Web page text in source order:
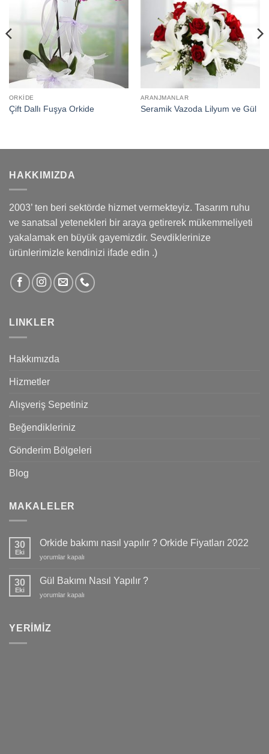
ORKIDE
Çift Dallı Fuşya Orkide
ARANJMANLAR
Seramik Vazoda Lilyum ve Gül
HAKKIMIZDA
2003’ ten beri sektörde hizmet vermekteyiz. Tasarım ruhu
ve sanatsal yetenekleri bir araya getirerek mükemmeliyeti
yakalamak en büyük gayemizdir. Sevdiklerinize
ürünlerimizle kendinizi ifade edin .)
LINKLER
Hakkımızda
Hizmetler
Alışveriş Sepetiniz
Beğendikleriniz
Gönderim Bölgeleri
Blog
MAKALELER
30
Eki
Orkide bakımı nasıl yapılır ? Orkide Fiyatları 2022
Orkide
nasıl
?
2022
yorumlar kapalı
30
Eki
Gül Bakımı Nasıl Yapılır ?
Gül
Yapılır
yorumlar kapalı
YERIMIZ